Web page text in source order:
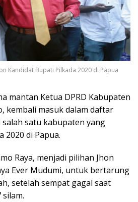
Kandidat Bupati Pilkada 2020 di Papua
mantan Ketua DPRD Kabupaten
kembali masuk dalam daftar
satu kabupaten yang
2020 di Papua.
Raya, menjadi pilihan Jhon
Ever Mudumi, untuk bertarung
setelah sempat gagal saat